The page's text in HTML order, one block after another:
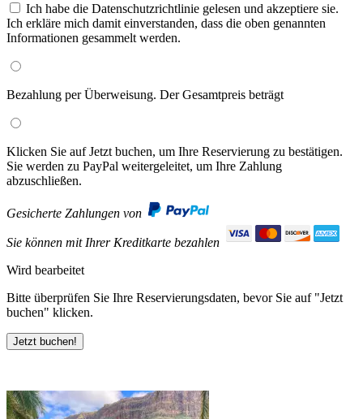
Ich habe die Datenschutzrichtlinie gelesen und akzeptiere sie.
Ich erkläre mich damit einverstanden, dass die oben genannten
Informationen gesammelt werden.
Bezahlung per Überweisung. Der Gesamtpreis beträgt
Klicken Sie auf Jetzt buchen, um Ihre Reservierung zu bestätigen.
Sie werden zu PayPal weitergeleitet, um Ihre Zahlung
abzuschließen.
Gesicherte Zahlungen von
Sie können mit Ihrer Kreditkarte bezahlen
Wird bearbeitet
Bitte überprüfen Sie Ihre Reservierungsdaten, bevor Sie auf "Jetzt
buchen" klicken.